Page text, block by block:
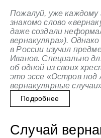
Пожалуй, уже каждому
знакомо слово
даже создали
вернакуляра»).
в России изучил
Иванов. Специально
об одной из своих
это эссе «Остров под
вернакулярные
Подробнее
Случай